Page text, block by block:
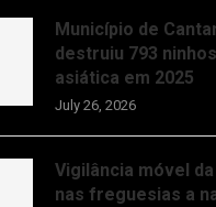
Município de
destruiu 793
asiática em 2025
July 26, 2026
Vigilância móvel
nas freguesias a